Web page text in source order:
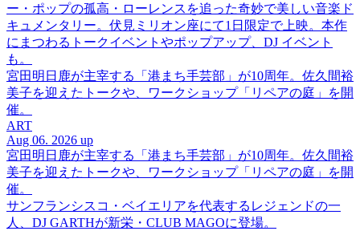
ー・ポップの孤高・ローレンスを追った奇妙で美しい音楽ド
キュメンタリー。伏見ミリオン座にて1日限定で上映。本作
にまつわるトークイベントやポップアップ、DJ イベント
も。
宮田明日鹿が主宰する「港まち手芸部」が10周年。佐久間裕
美子を迎えたトークや、ワークショップ「リペアの庭」を開
催。
ART
Aug 06. 2026 up
宮田明日鹿が主宰する「港まち手芸部」が10周年。佐久間裕
美子を迎えたトークや、ワークショップ「リペアの庭」を開
催。
サンフランシスコ・ベイエリアを代表するレジェンドの一
人、DJ GARTHが新栄・CLUB MAGOに登場。